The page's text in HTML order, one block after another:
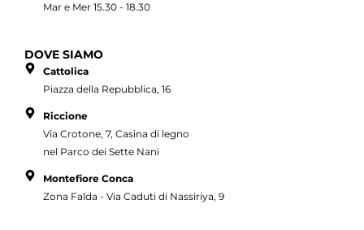
Mar e Mer 15.30 - 18.30
DOVE SIAMO
Cattolica
Piazza della Repubblica, 16
Riccione
Via Crotone, 7, Casina di legno
nel Parco dei Sette Nani
Montefiore Conca
Zona Falda - Via Caduti di Nassiriya, 9